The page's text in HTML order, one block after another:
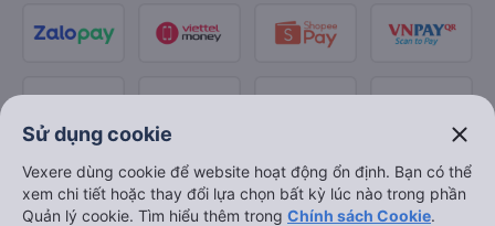
Sử dụng cookie close
Vexere dùng cookie để website hoạt động ổn định. Bạn có thể
xem chi tiết hoặc thay đổi lựa chọn bất kỳ lúc nào trong phần
Quản lý cookie. Tìm hiểu thêm trong Chính sách Cookie.